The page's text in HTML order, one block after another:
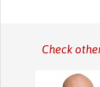
Check